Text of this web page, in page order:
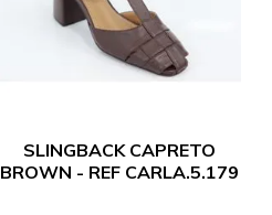
SLINGBACK CAPRETO
BROWN - REF CARLA.5.179